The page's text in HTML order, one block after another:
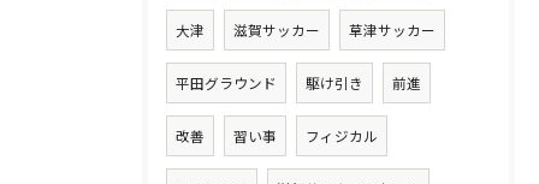
大津 滋賀サッカー 草津サッカー
平田グラウンド 駆け引き 前進
改善 習い事 フィジカル